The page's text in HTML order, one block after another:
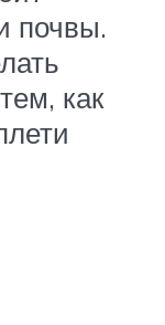
почвы.
как